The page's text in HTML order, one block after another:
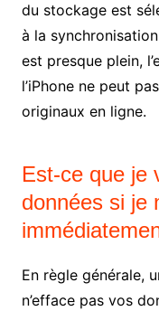
du stockage est
à la
est presque plein,
l’iPhone ne peut
originaux en ligne.
Est-ce que je
données si je
En règle générale,
n’efface pas vos